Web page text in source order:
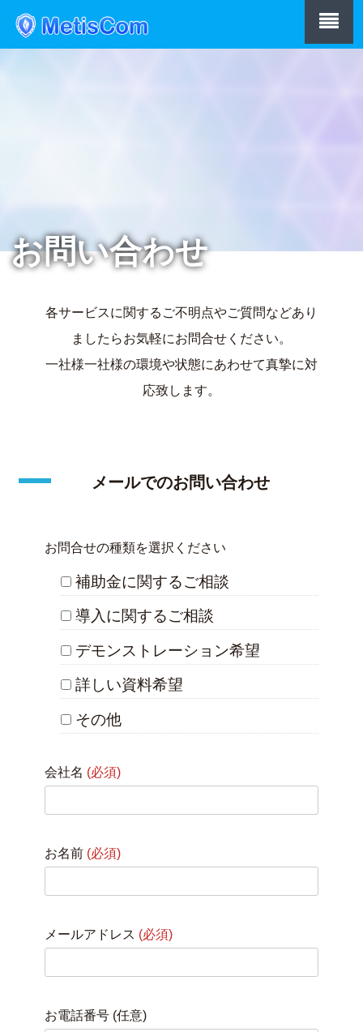
お問い合わせ
各サービスに関するご不明点やご質問などあり
ましたらお気軽にお問合せください。
一社様一社様の環境や状態にあわせて真摯に対
応致します。
メールでのお問い合わせ
お問合せの種類を選択ください
補助金に関するご相談
導入に関するご相談
デモンストレーション希望
詳しい資料希望
その他
会社名 (必須)
お名前 (必須)
メールアドレス (必須)
お電話番号 (任意)